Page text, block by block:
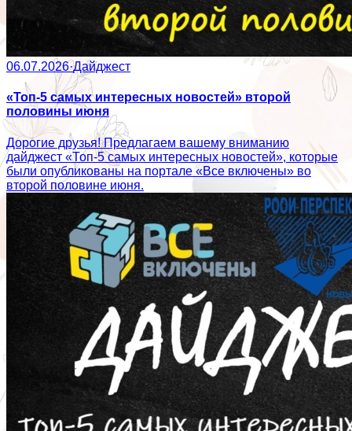
06.07.2026·Дайджест
«Топ-5 самых интересных новостей» второй
половины июня
Дорогие друзья! Предлагаем вашему вниманию
дайджест «Топ-5 самых интересных новостей», которые
были опубликованы на портале «Все включены» во
второй половине июня.